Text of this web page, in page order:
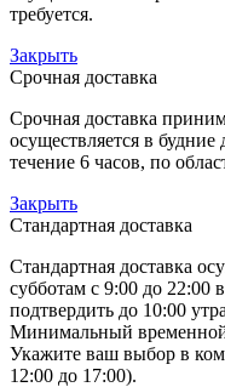
требуется.
Закрыть
Срочная доставка
Срочная доставка
осуществляется в
течение 6 часов, по
Закрыть
Стандартная доставка
Стандартная доставка
субботам с 9:00 до 22:00
подтвердить до 10:00
Минимальный временной
Укажите ваш выбор в
12:00 до 17:00).